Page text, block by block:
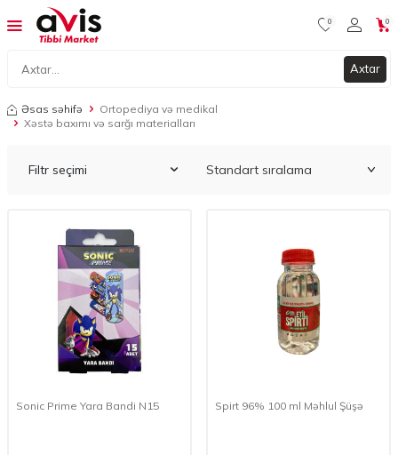
Axtar
0 0
Əsas səhifə
Ortopediya və medikal
Xəstə baxımı və sarğı materialları
Filtr seçimi
Sonic Prime Yara Bandi N15 Spirt 96% 100 ml Məhlul Şüşə